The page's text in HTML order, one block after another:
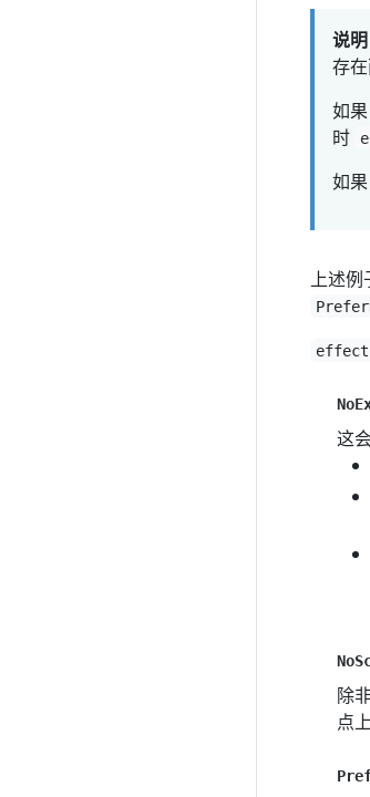
说明
存在
如果
时
如果
上述例
effect
这
除
点